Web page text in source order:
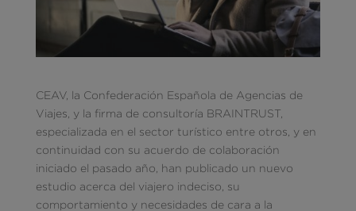
CEAV, la Confederación Española de Agencias de
Viajes, y la firma de consultoría BRAINTRUST,
especializada en el sector turístico entre otros, y en
continuidad con su acuerdo de colaboración
iniciado el pasado año, han publicado un nuevo
estudio acerca del viajero indeciso, su
comportamiento y necesidades de cara a la